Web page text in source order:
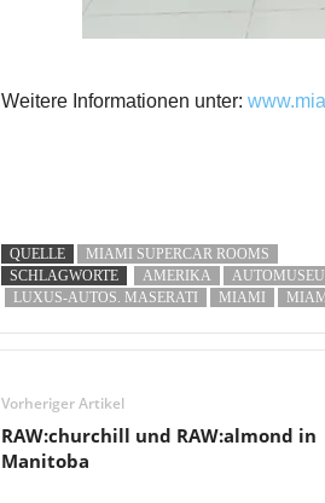
Weitere Informationen unter:
QUELLE
MIAMI SUPERCAR ROOMS
SCHLAGWORTE
AMERIKA
LUXUS-AUTOS. MASERATI
MIAMI
Vorheriger Artikel
RAW:churchill und RAW:almond in
Manitoba